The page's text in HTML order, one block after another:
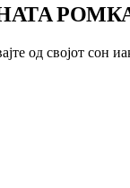
од својот сон